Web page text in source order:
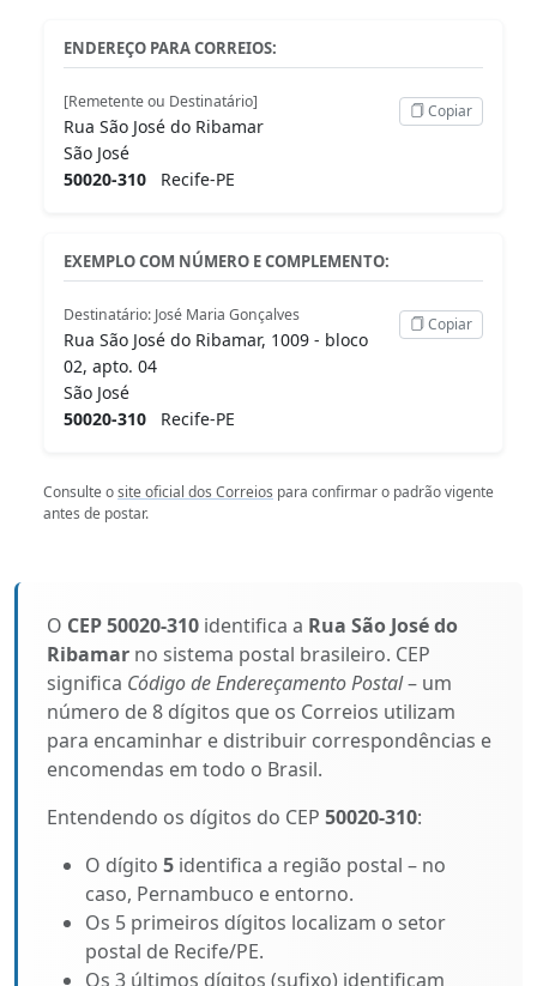
ENDEREÇO PARA CORREIOS:
[Remetente ou Destinatário]
Rua São José do Ribamar
São José
50020-310 Recife-PE
Copiar
EXEMPLO COM NÚMERO E COMPLEMENTO:
Destinatário: José Maria Gonçalves
Rua São José do Ribamar, 1009 - bloco
02, apto. 04
São José
50020-310 Recife-PE
Copiar
Consulte osite oficial dos Correios para confirmar o padrão vigente
antes de postar.
O CEP 50020-310 identifica a Rua São José do
Ribamar no sistema postal brasileiro. CEP
significa Código de Endereçamento Postal– um
número de 8 dígitos que os Correios utilizam
para encaminhar e distribuir correspondências e
encomendas em todo o Brasil.
Entendendo os dígitos do CEP 50020-310:
O dígito 5 identifica a região postal – no
caso, Pernambuco e entorno.
Os 5 primeiros dígitos localizam o setor
postal de Recife/PE.
Os 3 últimos dígitos (sufixo) identificam